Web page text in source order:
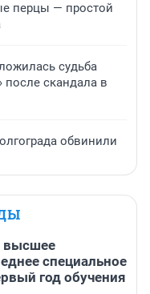
перцы — простой
судьба
после скандала в
обвинили
высшее
специальное
год обучения